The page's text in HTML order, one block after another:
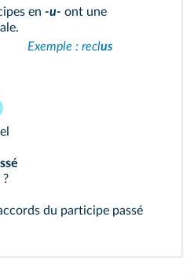
en -u- ont une
Exemple : reclus
du participe passé